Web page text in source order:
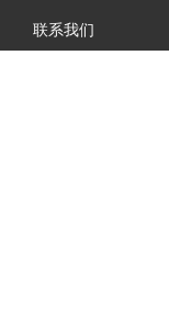
联系我们